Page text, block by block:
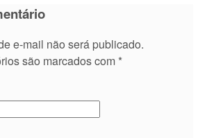
e-mail não será publicado.
são marcados com *